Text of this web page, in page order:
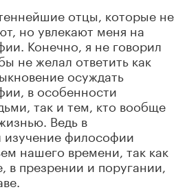
отцы, которые не
но увлекают меня на
Конечно, я не говорил
не желал ответить как
осуждать
в особенности
так и тем, кто вообще
Ведь в
изучение философии
нашего времени, так как
в презрении и поругании,